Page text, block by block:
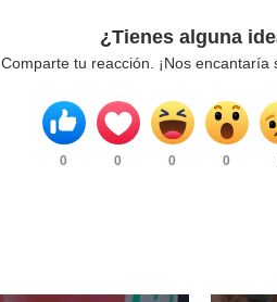
¿Tienes alguna
Comparte tu reacción. ¡Nos encantaría
0 0 0 0